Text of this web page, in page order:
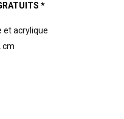
*
et acrylique
cm